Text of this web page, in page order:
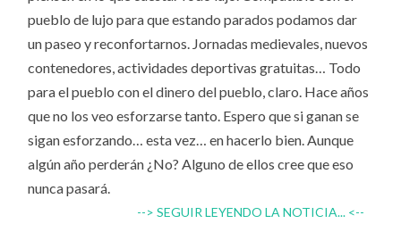
pueblo de lujo para que estando parados podamos dar
un paseo y reconfortarnos. Jornadas medievales, nuevos
contenedores, actividades deportivas gratuitas… Todo
para el pueblo con el dinero del pueblo, claro. Hace años
que no los veo esforzarse tanto. Espero que si ganan se
sigan esforzando… esta vez… en hacerlo bien. Aunque
algún año perderán ¿No? Alguno de ellos cree que eso
nunca pasará.
--> SEGUIR LEYENDO LA NOTICIA... <--